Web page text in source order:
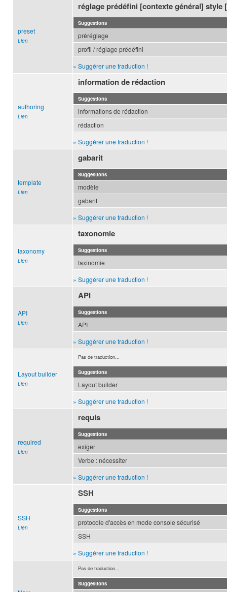
preset
Lien
réglage prédéfini [contexte général] style
Suggestions
préréglage
profil / réglage prédéfini
» Suggérer une traduction !
authoring
Lien
information de rédaction
Suggestions
informations de rédaction
rédaction
» Suggérer une traduction !
template
Lien
gabarit
Suggestions
modèle
gabarit
» Suggérer une traduction !
taxonomy
Lien
taxonomie
Suggestions
taxinomie
» Suggérer une traduction !
API
Lien
API
Suggestions
API
» Suggérer une traduction !
Layout builder
Lien
Pas de traduction...
Suggestions
Layout builder
» Suggérer une traduction !
required
Lien
requis
Suggestions
exiger
Verbe : nécessiter
» Suggérer une traduction !
SSH
Lien
SSH
Suggestions
protocole d'accès en mode console sécurisé
SSH
» Suggérer une traduction !
Pas de traduction...
Suggestions